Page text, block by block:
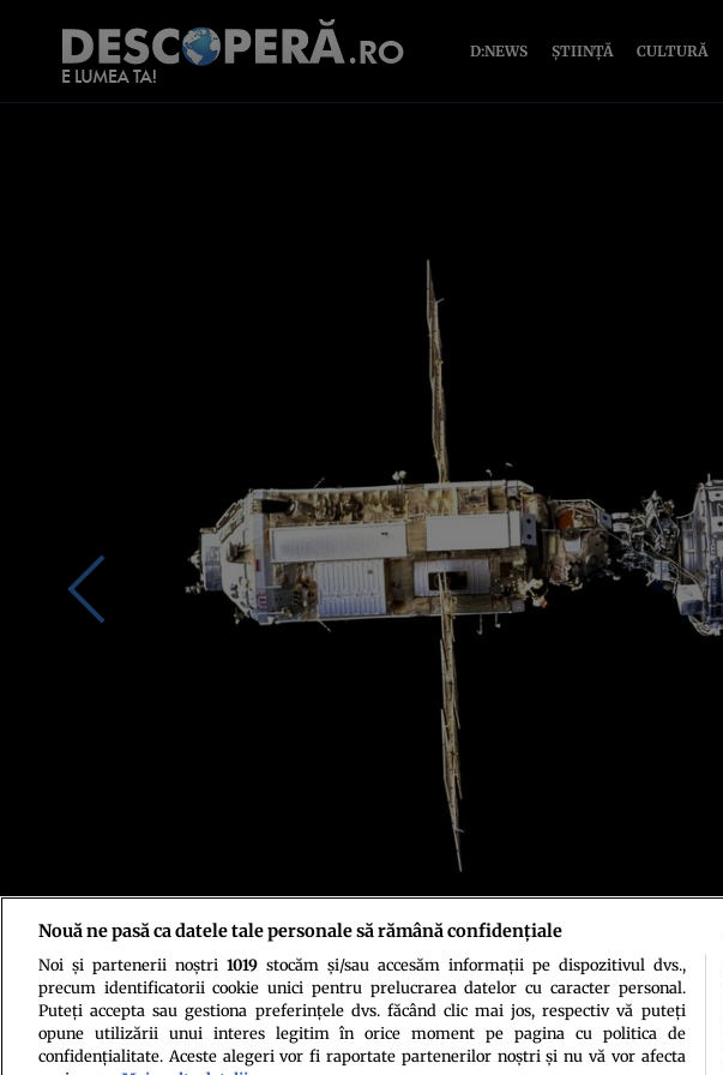
D:NEWS ȘTIINȚĂ CULTURĂ
Credit foto: Shutterstock
Nouă ne pasă ca datele tale personale să rămână confidențiale
Noi și partenerii noștri 1019stocăm și/sau accesăm informații pe dispozitivul dvs.,
precum identificatorii cookie unici pentru prelucrarea datelor cu caracter personal.
Puteți accepta sau gestiona preferințele dvs. făcând clic mai jos, respectiv vă puteți
opune utilizării unui interes legitim în orice moment pe pagina cu politica de
confidențialitate. Aceste alegeri vor fi raportate partenerilor noștri și nu vă vor afecta